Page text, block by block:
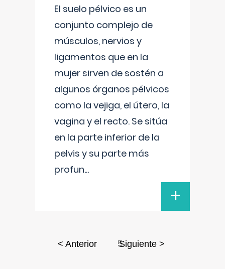
El suelo pélvico es un
conjunto complejo de
músculos, nervios y
ligamentos que en la
mujer sirven de sostén a
algunos órganos pélvicos
como la vejiga, el útero, la
vagina y el recto. Se sitúa
en la parte inferior de la
pelvis y su parte más
profun...
+
< Anterior 5
Siguiente >